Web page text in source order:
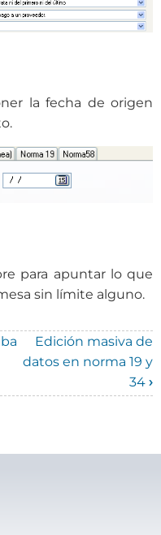
la fecha de origen
para apuntar lo que
sin límite alguno.
Edición masiva de
datos en norma 19 y
34 ›